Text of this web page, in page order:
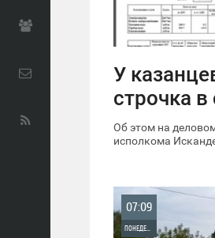
У
строчка
Об этом на
исполкома
07:09
ПОНЕДЕЛЬНИК